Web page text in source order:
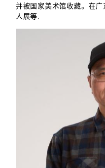
并被国家美术馆收藏。在
人展等.